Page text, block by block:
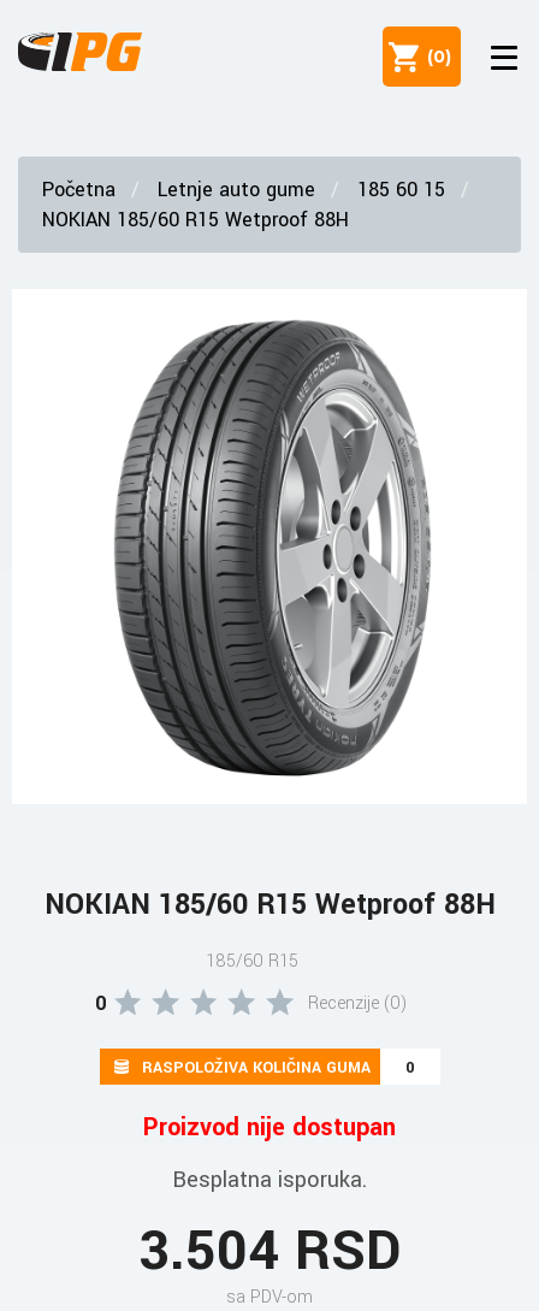
(0)
Početna Letnje auto gume
185 60 15
NOKIAN 185/60 R15 Wetproof 88H
NOKIAN 185/60 R15 Wetproof 88H
185/60 R15
0 Recenzije (0)
RASPOLOŽIVA KOLIČINA GUMA 0
Proizvod nije dostupan
Besplatna isporuka.
3.504 RSD
sa PDV-om